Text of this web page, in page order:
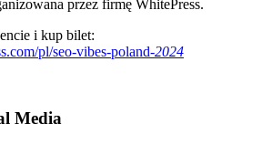
przez firmę WhitePress.
i kup bilet:
pl/seo-vibes-poland-2024
Media